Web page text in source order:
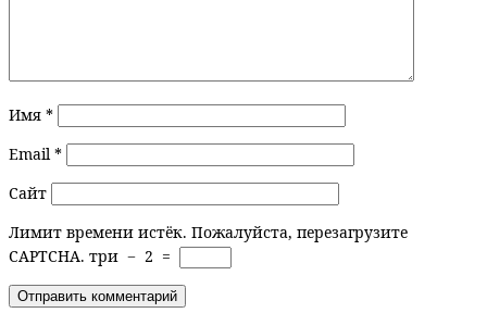
Имя *
Email*
Сайт
Лимит времени истёк. Пожалуйста, перезагрузите
CAPTCHA. три − 2 =